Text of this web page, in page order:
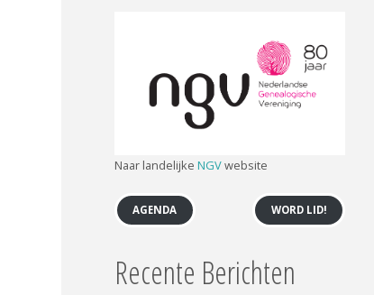
Naar landelijke NGVwebsite
AGENDA WORD LID!
Recente Berichten